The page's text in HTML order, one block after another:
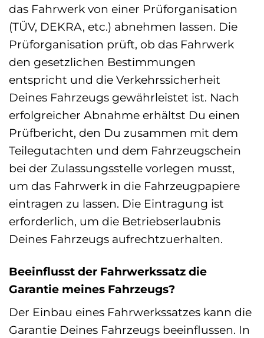
das Fahrwerk von einer Prüforganisation
(TÜV, DEKRA, etc.) abnehmen lassen. Die
Prüforganisation prüft, ob das Fahrwerk
den gesetzlichen Bestimmungen
entspricht und die Verkehrssicherheit
Deines Fahrzeugs gewährleistet ist. Nach
erfolgreicher Abnahme erhältst Du einen
Prüfbericht, den Du zusammen mit dem
Teilegutachten und dem Fahrzeugschein
bei der Zulassungsstelle vorlegen musst,
um das Fahrwerk in die Fahrzeugpapiere
eintragen zu lassen. Die Eintragung ist
erforderlich, um die Betriebserlaubnis
Deines Fahrzeugs aufrechtzuerhalten.
Beeinflusst der Fahrwerkssatz die
Garantie meines Fahrzeugs?
Der Einbau eines Fahrwerkssatzes kann die
Garantie Deines Fahrzeugs beeinflussen. In